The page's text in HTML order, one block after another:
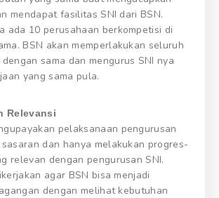
mendapat fasilitas SNI dari BSN.
ada 10 perusahaan berkompetisi di
BSN akan memperlakukan seluruh
sama dan mengurus SNI nya
yang sama pula.
Relevansi
pelaksanaan pengurusan
dan hanya melakukan progres-
relevan dengan pengurusan SNI.
agar BSN bisa menjadi
dengan melihat kebutuhan